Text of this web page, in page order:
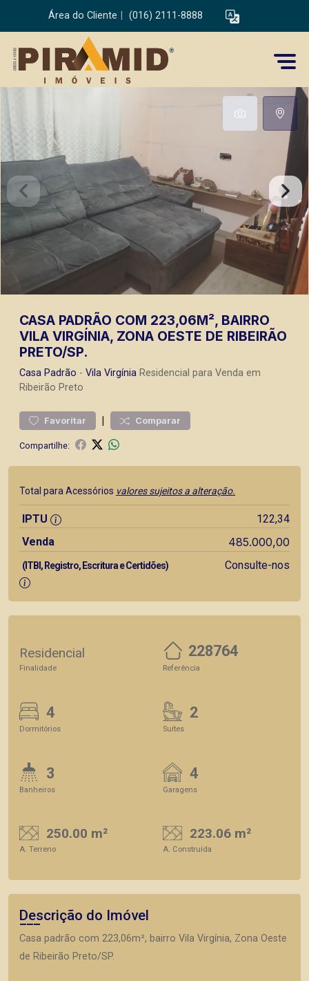
Área do Cliente (016) 2111-8888
CASA PADRÃO COM 223,06M², BAIRRO
VILA VIRGÍNIA, ZONA OESTE DE RIBEIRÃO
PRETO/SP.
Casa Padrão - Vila Virgínia Residencial para Venda em
Ribeirão Preto
Favoritar | Comparar
Compartilhe:
Total para Acessórios valores sujeitos a alteração.
IPTU
122,34
Venda
485.000,00
(ITBI, Registro, Escritura e Certidões) Consulte-nos
Residencial
Finalidade
228764
Referência
4
Dormitórios
2
Suítes
3
Banheiros
4
Garagens
250.00 m²
A. Terreno
223.06 m²
A. Construída
Descrição do Imóvel
Casa padrão com 223,06m², bairro Vila Virgínia, Zona Oeste
de Ribeirão Preto/SP.